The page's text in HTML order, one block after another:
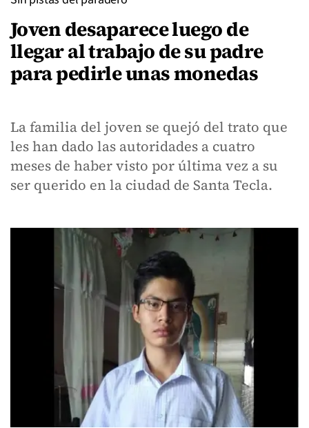
Joven desaparece luego de
llegar al trabajo de su padre
para pedirle unas monedas
La familia del joven se quejó del trato que
les han dado las autoridades a cuatro
meses de haber visto por última vez a su
ser querido en la ciudad de Santa Tecla.